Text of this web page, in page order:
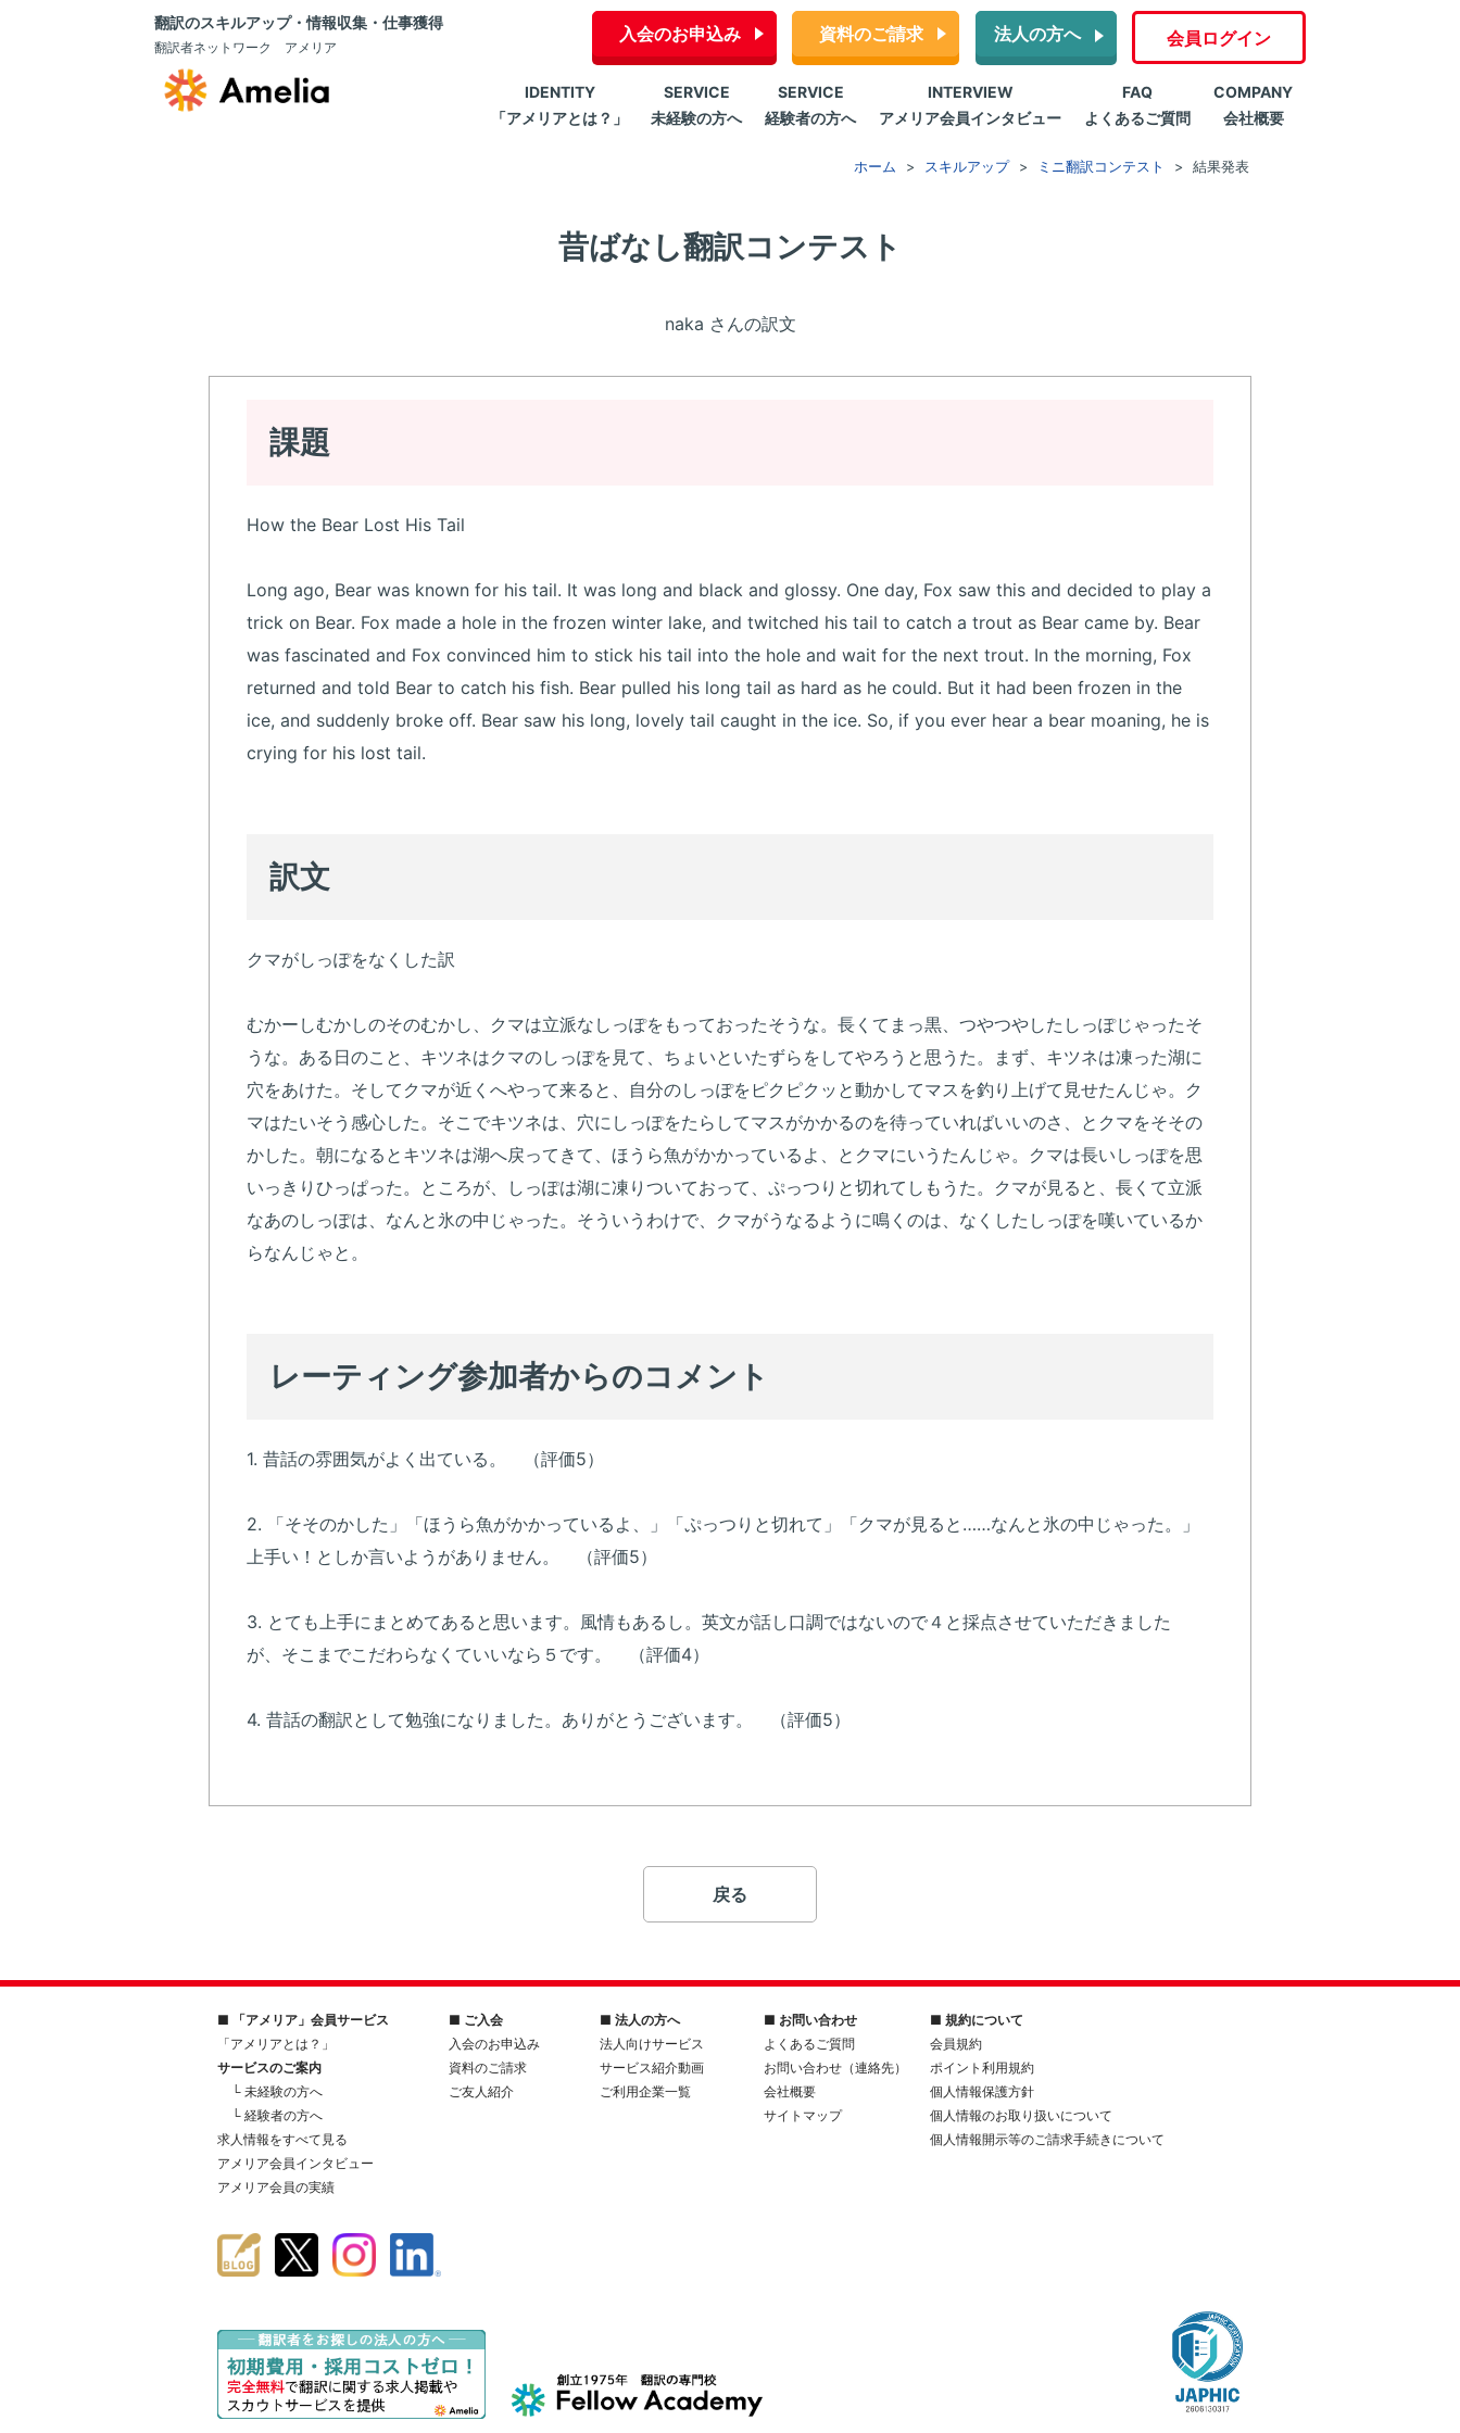
翻訳のスキルアップ・情報収集・仕事獲得
翻訳者ネットワーク アメリア
入会のお申込み 資料のご請求 法人の方へ 会員ログイン
IDENTITY
「アメリアとは？」
SERVICE
未経験の方へ
SERVICE
経験者の方へ
INTERVIEW
アメリア会員インタビュー
FAQ
よくあるご質問
COMPANY
会社概要
ホーム スキルアップ ミニ翻訳コンテスト 結果発表
昔ばなし翻訳コンテスト
naka さんの訳文
課題
How the Bear Lost His Tail
Long ago, Bear was known for his tail. It was long and black and glossy. One day, Fox saw this and decided to play a
trick on Bear. Fox made a hole in the frozen winter lake, and twitched his tail to catch a trout as Bear came by. Bear
was fascinated and Fox convinced him to stick his tail into the hole and wait for the next trout. In the morning, Fox
returned and told Bear to catch his fish. Bear pulled his long tail as hard as he could. But it had been frozen in the
ice, and suddenly broke off. Bear saw his long, lovely tail caught in the ice. So, if you ever hear a bear moaning, he is
crying for his lost tail.
訳文
クマがしっぽをなくした訳
むかーしむかしのそのむかし、クマは立派なしっぽをもっておったそうな。長くてまっ黒、つやつやしたしっぽじゃったそ
うな。ある日のこと、キツネはクマのしっぽを見て、ちょいといたずらをしてやろうと思うた。まず、キツネは凍った湖に
穴をあけた。そしてクマが近くへやって来ると、自分のしっぽをピクピクッと動かしてマスを釣り上げて見せたんじゃ。ク
マはたいそう感心した。そこでキツネは、穴にしっぽをたらしてマスがかかるのを待っていればいいのさ、とクマをそその
かした。朝になるとキツネは湖へ戻ってきて、ほうら魚がかかっているよ、とクマにいうたんじゃ。クマは長いしっぽを思
いっきりひっぱった。ところが、しっぽは湖に凍りついておって、ぷっつりと切れてしもうた。クマが見ると、長くて立派
なあのしっぽは、なんと氷の中じゃった。そういうわけで、クマがうなるように鳴くのは、なくしたしっぽを嘆いているか
らなんじゃと。
レーティング参加者からのコメント
1. 昔話の雰囲気がよく出ている。 （評価5）
2. 「そそのかした」「ほうら魚がかかっているよ、」「ぷっつりと切れて」「クマが見ると……なんと氷の中じゃった。」
上手い！としか言いようがありません。 （評価5）
3. とても上手にまとめてあると思います。風情もあるし。英文が話し口調ではないので４と採点させていただきました
が、そこまでこだわらなくていいなら５です。 （評価4）
4. 昔話の翻訳として勉強になりました。ありがとうございます。 （評価5）
戻る
■ 「アメリア」会員サービス
「アメリアとは？」
サービスのご案内
└ 未経験の方へ
└ 経験者の方へ
求人情報をすべて見る
アメリア会員インタビュー
アメリア会員の実績
■ ご入会
入会のお申込み
資料のご請求
ご友人紹介
■ 法人の方へ
法人向けサービス
サービス紹介動画
ご利用企業一覧
■ お問い合わせ
よくあるご質問
お問い合わせ（連絡先）
会社概要
サイトマップ
■ 規約について
会員規約
ポイント利用規約
個人情報保護方針
個人情報のお取り扱いについて
個人情報開示等のご請求手続きについて